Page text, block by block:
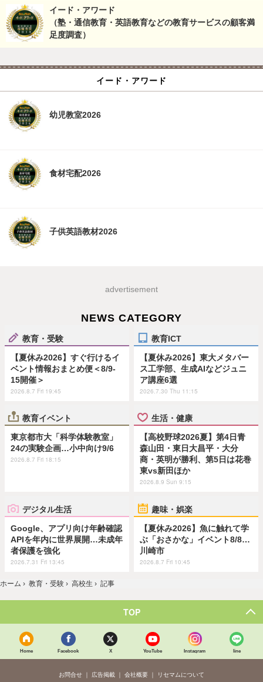
イード・アワード
（塾・通信教育・英語教育などの教育サービスの顧客満
足度調査）
イード・アワード
幼児教室2026
食材宅配2026
子供英語教材2026
advertisement
NEWS CATEGORY
教育・受験
【夏休み2026】すぐ行けるイ
ベント情報おまとめ便＜8/9-
15開催＞
2026.8.7 Fri 19:45
教育ICT
【夏休み2026】東大メタバー
ス工学部、生成AIなどジュニ
ア講座6選
2026.7.30 Thu 11:15
教育イベント
東京都市大「科学体験教室」
24の実験企画…小中向け9/6
2026.8.7 Fri 18:15
生活・健康
【高校野球2026夏】第4日青
森山田・東日大昌平・大分
商・英明が勝利、第5日は花巻
東vs新田ほか
2026.8.9 Sun 9:15
デジタル生活
Google、アプリ向け年齢確認
APIを年内に世界展開…未成年
者保護を強化
2026.7.31 Fri 13:45
趣味・娯楽
【夏休み2026】魚に触れて学
ぶ「おさかな」イベント8/8…
川崎市
2026.8.7 Fri 10:45
ホーム › 教育・受験 › 高校生 › 記事
TOP
Home Facebook X YouTube Instagram line
お問合せ 広告掲載 会社概要 リセマムについて